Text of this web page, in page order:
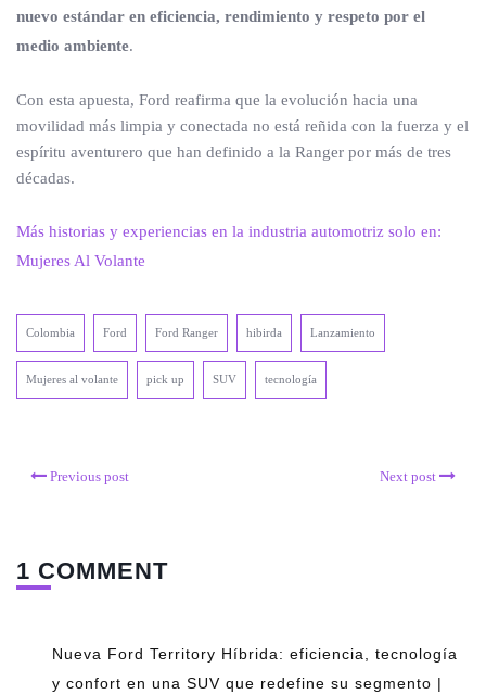
nuevo estándar en eficiencia, rendimiento y respeto por el
medio ambiente.
Con esta apuesta, Ford reafirma que la evolución hacia una
movilidad más limpia y conectada no está reñida con la fuerza y el
espíritu aventurero que han definido a la Ranger por más de tres
décadas.
Más historias y experiencias en la industria automotriz solo en:
Mujeres Al Volante
Colombia Ford Ford Ranger hibirda Lanzamiento
Mujeres al volante pick up SUV tecnología
Previous post Next post
1 COMMENT
Nueva Ford Territory Híbrida: eficiencia, tecnología
y confort en una SUV que redefine su segmento |